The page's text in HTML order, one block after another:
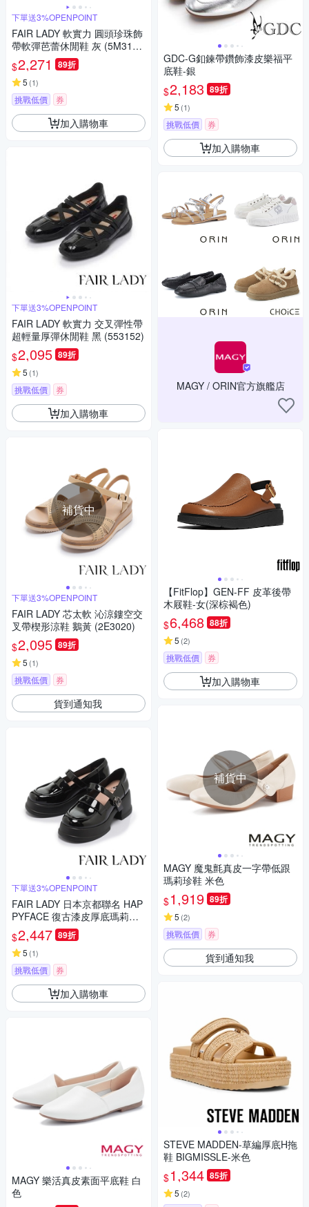
下單送3%OPENPOINT
FAIR LADY 軟實力 圓頭珍珠飾
帶軟彈芭蕾休閒鞋 灰 (5M313
6)
$2,271 89折
5 (1)
挑戰低價 券
加入購物車
下單送3%OPENPOINT
FAIR LADY 軟實力 交叉彈性帶
超輕量厚彈休閒鞋 黑 (553152)
$2,095 89折
5 (1)
挑戰低價 券
加入購物車
補貨中
下單送3%OPENPOINT
FAIR LADY 芯太軟 沁涼鏤空交
叉帶楔形涼鞋 鵝黃 (2E3020)
$2,095 89折
5 (1)
挑戰低價 券
貨到通知我
下單送3%OPENPOINT
FAIR LADY 日本京都聯名 HAP
PYFACE 復古漆皮厚底瑪莉珍
鞋 漆黑 (5A2978)
$2,447 89折
5 (1)
挑戰低價 券
加入購物車
MAGY 樂活真皮素面平底鞋 白
色
GDC-G釦鍊帶鑽飾漆皮樂福平
底鞋-銀
$2,183 89折
5 (1)
挑戰低價 券
加入購物車
MAGY / ORIN官方旗艦店
【FitFlop】GEN-FF 皮革後帶
木屐鞋-女(深棕褐色)
$6,468 88折
5 (2)
挑戰低價 券
加入購物車
補貨中
MAGY 魔鬼氈真皮一字帶低跟
瑪莉珍鞋 米色
$1,919 89折
5 (2)
挑戰低價 券
貨到通知我
STEVE MADDEN-草編厚底H拖
鞋 BIGMISSLE-米色
$1,344 85折
5 (2)